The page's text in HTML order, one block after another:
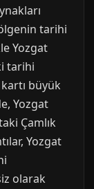
tarihi
Yozgat
tarihi
büyük
Yozgat
Çamlık
Yozgat
olarak